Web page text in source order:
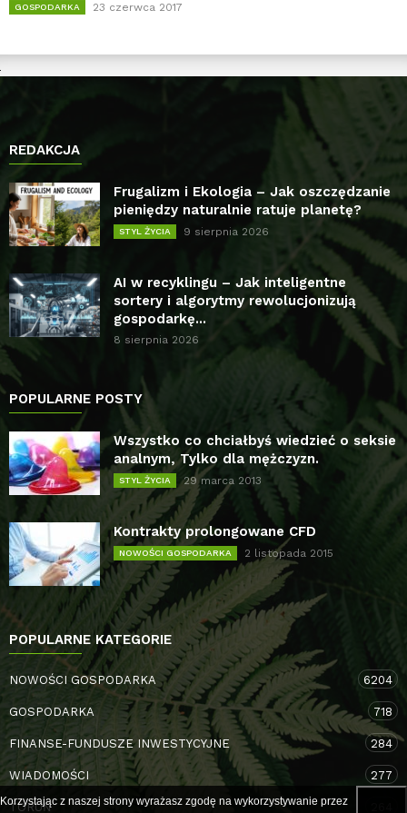
GOSPODARKA 23 czerwca 2017
REDAKCJA
Frugalizm i Ekologia – Jak oszczędzanie
pieniędzy naturalnie ratuje planetę?
STYL ŻYCIA 9 sierpnia 2026
AI w recyklingu – Jak inteligentne
sortery i algorytmy rewolucjonizują
gospodarkę...
8 sierpnia 2026
POPULARNE POSTY
Wszystko co chciałbyś wiedzieć o seksie
analnym, Tylko dla mężczyzn.
STYL ŻYCIA 29 marca 2013
Kontrakty prolongowane CFD
NOWOŚCI GOSPODARKA 2 listopada 2015
POPULARNE KATEGORIE
NOWOŚCI GOSPODARKA 6204
GOSPODARKA 718
FINANSE-FUNDUSZE INWESTYCYJNE 284
WIADOMOŚCI 277
TORUŃ
Korzystając z naszej strony wyrażasz zgodę na wykorzystywanie przez